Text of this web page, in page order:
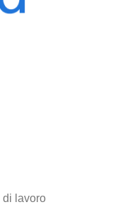
di lavoro